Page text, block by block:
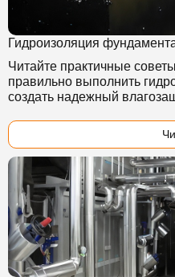
Гидроизоляция
Читайте практичные
правильно выполнить
создать надежный